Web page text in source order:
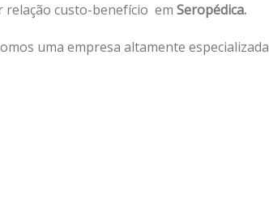
relação custo-benefício em Seropédica.
uma empresa altamente especializada